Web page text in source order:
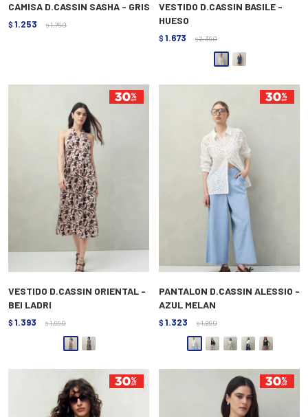
CAMISA D.CASSIN SASHA - GRIS
$ 1.253 $ 1.790
VESTIDO D.CASSIN BASILE -
HUESO
$ 1.673 $ 2.390
VESTIDO D.CASSIN ORIENTAL -
BEI LADRI
$ 1.393 $ 1.990
PANTALON D.CASSIN ALESSIO -
AZUL MELAN
$ 1.323 $ 1.890